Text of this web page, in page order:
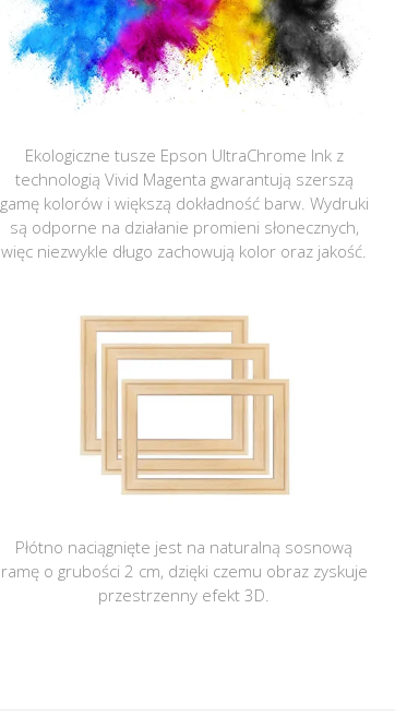
Ekologiczne tusze Epson UltraChrome Ink z
technologią Vivid Magenta gwarantują szerszą
gamę kolorów i większą dokładność barw. Wydruki
są odporne na działanie promieni słonecznych,
więc niezwykle długo zachowują kolor oraz jakość.
Płótno naciągnięte jest na naturalną sosnową
ramę o grubości 2 cm, dzięki czemu obraz zyskuje
przestrzenny efekt 3D.